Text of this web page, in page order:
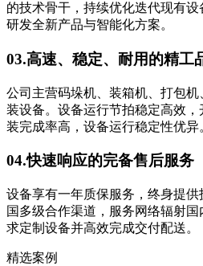
的技术骨干，持续优化迭代现有
研发全新产品与智能化方案。
03.高速、稳定、耐用的精工
公司主营码垛机、装箱机、打包
装设备。设备运行节拍稳定高效
装完成率高，设备运行稳定性优异
04.快速响应的完备售后服务
设备享有一年质保服务，终身提
国多级合作渠道，服务网络辐射
求定制设备并高效完成交付配送。
精选案例